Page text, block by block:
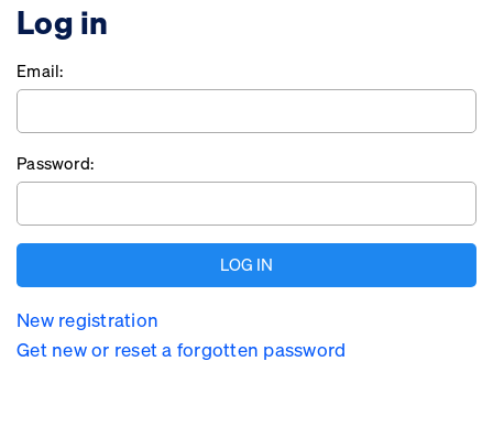
Log in
Email:
Password:
New registration
Get new or reset a forgotten password